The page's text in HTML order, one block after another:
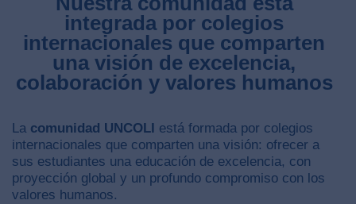
integrada por colegios
internacionales que comparten
una visión de excelencia,
colaboración y valores humanos
La comunidad UNCOLI está formada por colegios
internacionales que comparten una visión: ofrecer a
sus estudiantes una educación de excelencia, con
proyección global y un profundo compromiso con los
valores humanos.